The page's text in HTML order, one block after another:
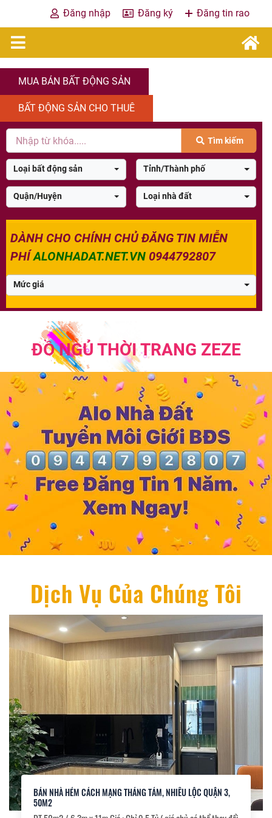
Đăng nhập Đăng ký Đăng tin rao
MUA BÁN BẤT ĐỘNG SẢN
BẤT ĐỘNG SẢN CHO THUÊ
Loại bất động sản Tỉnh/Thành phố
Quận/Huyện Loại nhà đất
DÀNH CHO CHÍNH CHỦ ĐĂNG TIN MIỄN
PHÍALONHADAT.NET.VN 0944792807
Mức giá
Tìm kiếm
ĐỒ NGỦ THỜI TRANG ZEZE
Dịch Vụ Của Chúng Tôi
BÁN NHÀ HẺM CÁCH MẠNG THÁNG TÁM, NHIÊU LỘC QUẬN 3,
50M2